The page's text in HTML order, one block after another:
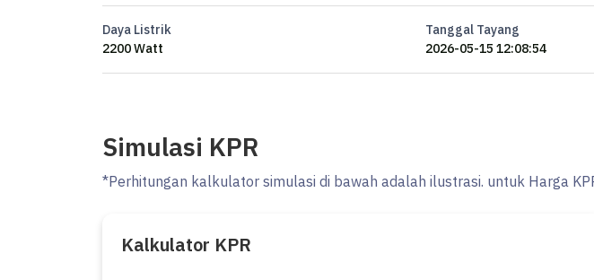
Daya Listrik
2200 Watt
Tanggal Tayang
2026-05-15 12:08:54
Simulasi KPR
*Perhitungan kalkulator simulasi di bawah adalah ilustrasi. untuk Harga
Kalkulator KPR